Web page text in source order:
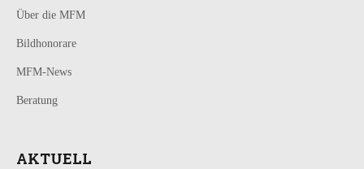
Über die MFM
Bildhonorare
MFM-News
Beratung
AKTUELL